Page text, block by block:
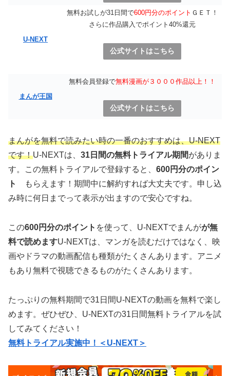
U-NEXT
無料お試しが31日間で600円分のポイント ＧＥＴ！
さらに作品購入でポイント40%還元
公式サイトはこちら
まんが王国
無料会員登録で無料漫画が３０００作品以上！！
公式サイトはこちら
まんがを無料で読みたい時の一番のおすすめは、U-NEXT
です！U-NEXTは、 31日間の無料トライアル期間がありま
す。この無料トライアルで登録すると、 600円分のポイン
ト
もらえます！期間中に解約すれば大丈夫です。申し込
み時に何日までって表示が出ますので安心ですね。
この600円分のポイント を使って、U-NEXTでまんがが無
料で読めますU-NEXTは、マンガを読むだけではなく、映
画やドラマの動画配信も種類がたくさんあります。アニメ
もあり無料で視聴できるものがたくさんあります。
たっぷりの無料期間で31日間U-NEXTの動画を無料で楽し
めます。ぜひぜひ、U-NEXTの31日間無料トライアルを試
してみてください！
無料トライアル実施中！＜U-NEXT＞